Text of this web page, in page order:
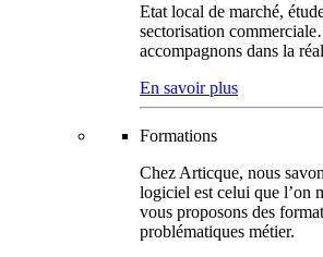
Etat local de marché,
sectorisation
accompagnons dans la
En savoir plus
Formations
Chez Articque, nous
logiciel est celui que l’on
vous proposons des
problématiques métier.